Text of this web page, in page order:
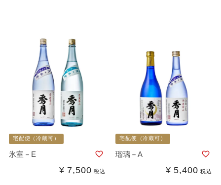
宅配便（冷蔵可）
氷室－E
¥ 7,500 税込
宅配便（冷蔵可）
瑠璃－A
¥ 5,400 税込